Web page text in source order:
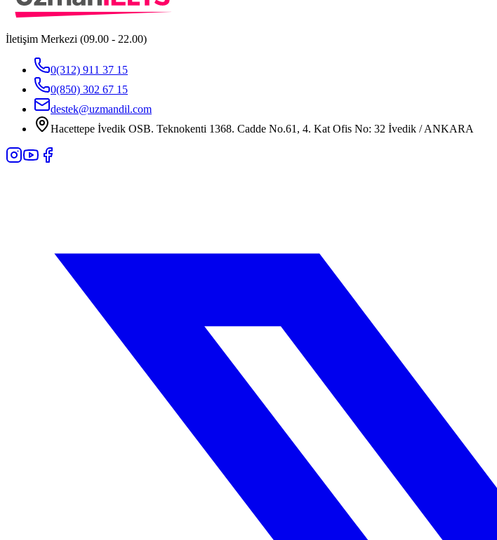
İletişim Merkezi (09.00 - 22.00)
0(312) 911 37 15
0(850) 302 67 15
destek@uzmandil.com
Hacettepe İvedik OSB. Teknokenti 1368. Cadde No.61, 4. Kat Ofis No: 32 İvedik / ANKARA